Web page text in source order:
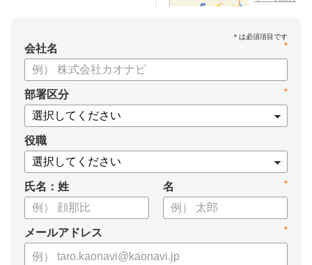
・OKRと従来の目標管理制度
との違い
・OKRを導入、運用するにはどうすればいいのか
・OKRの運用を助けるツール
についてまとめましたので、ぜひお役立てください。
*
会社名
*
部署区分
役職
氏名：姓 *
名
*
メールアドレス